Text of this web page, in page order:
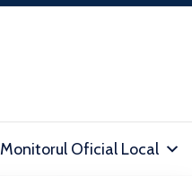
Monitorul Oficial Local